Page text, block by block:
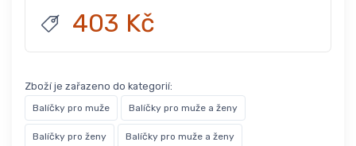
403 Kč
Zboží je zařazeno do kategorií:
Balíčky pro muže Balíčky pro muže a ženy
Balíčky pro ženy Balíčky pro muže a ženy